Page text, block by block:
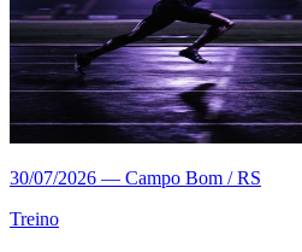
30/07/2026 — Campo Bom / RS
Treino